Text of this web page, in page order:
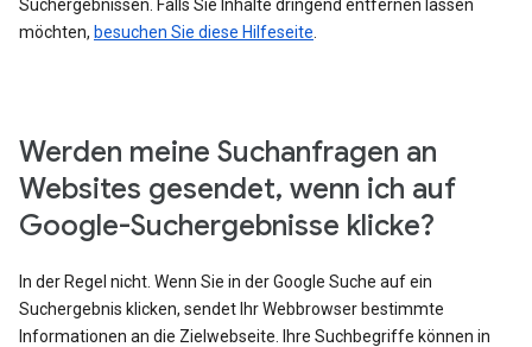
Suchergebnissen. Falls Sie Inhalte dringend entfernen lassen
möchten, besuchen Sie diese Hilfeseite
Werden meine Suchanfragen an
Websites gesendet, wenn ich auf
Google-Suchergebnisse klicke?
In der Regel nicht. Wenn Sie in der Google Suche auf ein
Suchergebnis klicken, sendet Ihr Webbrowser bestimmte
Informationen an die Zielwebseite. Ihre Suchbegriffe können in